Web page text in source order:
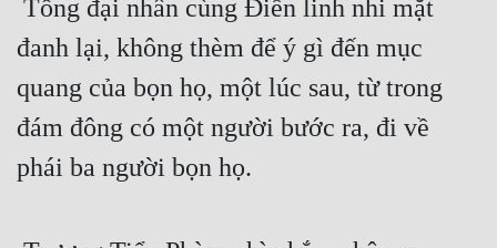
đanh lại, không thèm để ý gì đến mục
quang của bọn họ, một lúc sau, từ trong
đám đông có một người bước ra, đi về
phái ba người bọn họ.